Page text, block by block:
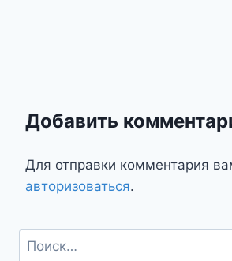
Добавить
Для отправки комментария
авторизоваться.
Найти: